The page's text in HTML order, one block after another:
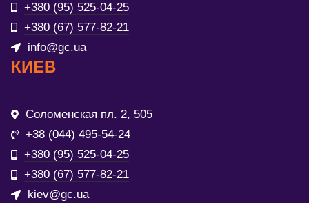
+380 (95) 525-04-25
+380 (67) 577-82-21
info@gc.ua
КИЕВ
Соломенская пл. 2, 505
+38 (044) 495-54-24
+380 (95) 525-04-25
+380 (67) 577-82-21
kiev@gc.ua